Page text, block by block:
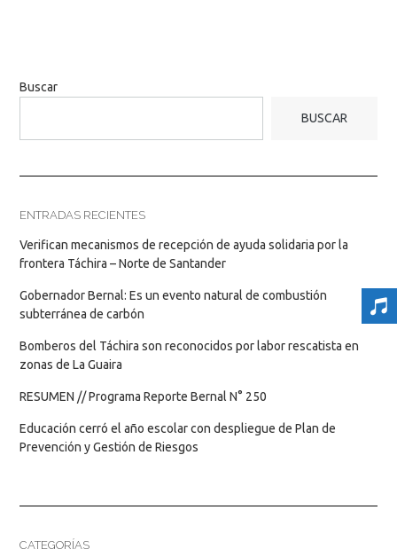
Buscar
BUSCAR
ENTRADAS RECIENTES
Verifican mecanismos de recepción de ayuda solidaria por la
frontera Táchira – Norte de Santander
Gobernador Bernal: Es un evento natural de combustión
subterránea de carbón
Bomberos del Táchira son reconocidos por labor rescatista en
zonas de La Guaira
RESUMEN // Programa Reporte Bernal N° 250
Educación cerró el año escolar con despliegue de Plan de
Prevención y Gestión de Riesgos
CATEGORÍAS